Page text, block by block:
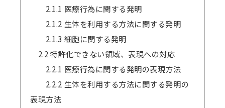
2.1.1 医療行為に関する発明
2.1.2 生体を利用する方法に関する発明
2.1.3 細胞に関する発明
2.2 特許化できない領域、表現への対応
2.2.1 医療行為に関する発明の表現方法
2.2.2 生体を利用する方法に関する発明の
表現方法